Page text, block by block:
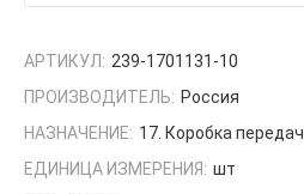
АРТИКУЛ: 239-1701131-10
ПРОИЗВОДИТЕЛЬ: Россия
НАЗНАЧЕНИЕ: 17. Коробка передач
ЕДИНИЦА ИЗМЕРЕНИЯ: шт